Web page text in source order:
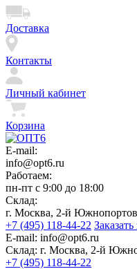
Доставка
Контакты
Личный кабинет
Корзина
E-mail:
info@opt6.ru
Работаем:
пн-пт с 9:00 до 18:00
Склад:
г. Москва, 2-й
+7 (495) 118-44-22
E-mail: info@opt6.ru
Склад: г. Москва, 2-й
+7 (495) 118-44-22